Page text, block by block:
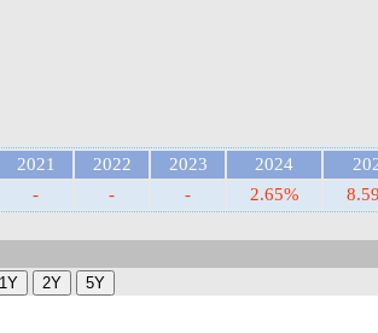
2021 2022 2023 2024
- - - 2.65%